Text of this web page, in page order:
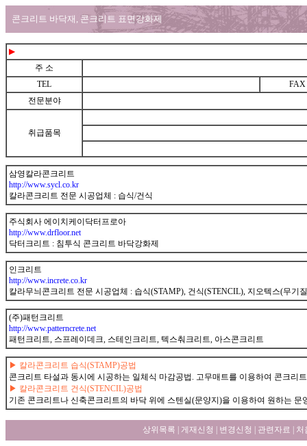
콘크리트 바닥재, 콘크리트 표면강화제
▶
주 소
TEL
FAX
전문분야
취급품목
삼영칼라콘크리트
http://www.sycl.co.kr
칼라콘크리트 전문 시공업체 : 습식/건식
주식회사 에이치케이닥터프로아
http://www.drfloor.net
닥터크리트 : 침투식 콘크리트 바닥강화제
인크리트
http://www.increte.co.kr
칼라무늬콘크리트 전문 시공업체 : 습식(STAMP), 건식(STENCIL), 지오텍스(무기
(주)패턴크리트
http://www.patterncrete.net
패턴크리트, 스프레이데크, 스테인크리트, 텍스춰크리트, 아스콘크리트
▶ 칼라콘크리트 습식(STAMP)공법
콘크리트 타설과 동시에 시공하는 일체식 마감공법. 고무매트를 이용하여 콘크리
▶ 칼라콘크리트 건식(STENCIL)공법
기존 콘크리트나 신축콘크리트의 바닥 위에 스텐실(문양지)을 이용하여 원하는 문
상위목록 게재신청 변경신청 관련자료 처